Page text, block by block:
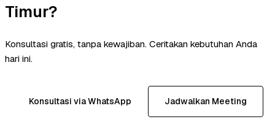
Timur?
Konsultasi gratis, tanpa kewajiban. Ceritakan kebutuhan Anda
hari ini.
Konsultasi via WhatsApp Jadwalkan Meeting